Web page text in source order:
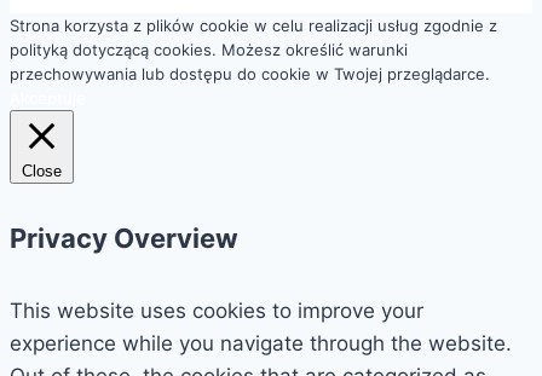
Strona korzysta z plików cookie w celu realizacji usług zgodnie z
polityką dotyczącą cookies. Możesz określić warunki
przechowywania lub dostępu do cookie w Twojej przeglądarce.
Close
Privacy Overview
This website uses cookies to improve your
experience while you navigate through the website.